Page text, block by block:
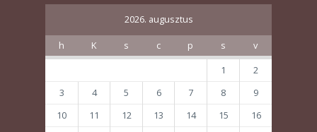
2026. augusztus
h K s c p s
v
1
2
3
4 5 6 7 8
9
10
11 12 13 14 15
16